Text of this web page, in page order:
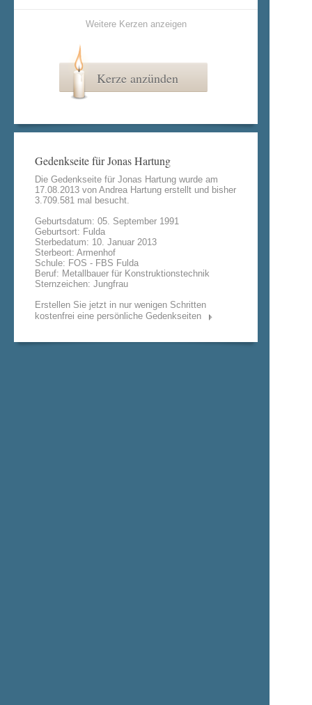
Weitere Kerzen anzeigen
Kerze anzünden
Gedenkseite für Jonas Hartung
Die Gedenkseite für Jonas Hartung wurde am
17.08.2013 von Andrea Hartung erstellt und bisher
3.709.581 mal besucht.
Geburtsdatum: 05. September 1991
Geburtsort: Fulda
Sterbedatum: 10. Januar 2013
Sterbeort: Armenhof
Schule: FOS - FBS Fulda
Beruf: Metallbauer für Konstruktionstechnik
Sternzeichen: Jungfrau
Erstellen Sie jetzt in nur wenigen Schritten
kostenfrei eine persönliche Gedenkseiten